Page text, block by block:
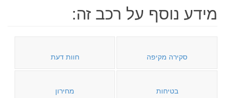
מידע נוסף על רכב זה:
סקירה מקיפה חוות דעת
בטיחות מחירון